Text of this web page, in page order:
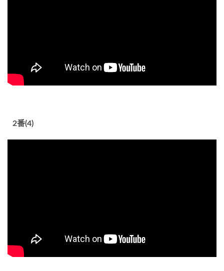
2番(4)